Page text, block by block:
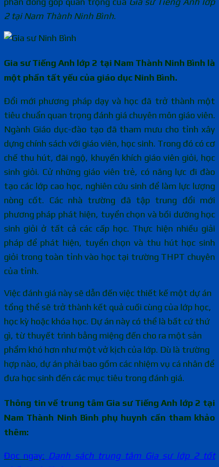
2 tại Nam Thành Ninh Bình.
Gia sư Tiếng Anh lớp 2 tại Nam Thành Ninh Bình là
một phần tất yếu của giáo dục Ninh Bình.
Đổi mới phương pháp dạy và học đã trở thành một
tiêu chuẩn quan trọng đánh giá chuyên môn giáo viên.
Ngành Giáo dục-đào tạo đã tham mưu cho tỉnh xây
dựng chính sách với giáo viên, học sinh. Trong đó có cơ
chế thu hút, đãi ngộ, khuyến khích giáo viên giỏi, học
sinh giỏi. Cử những giáo viên trẻ, có năng lực đi đào
tạo các lớp cao học, nghiên cứu sinh để làm lực lượng
nòng cốt. Các nhà trường đã tập trung đổi mới
phương pháp phát hiện, tuyển chọn và bồi dưỡng học
sinh giỏi ở tất cả các cấp học. Thực hiện nhiều giải
pháp để phát hiện, tuyển chọn và thu hút học sinh
giỏi trong toàn tỉnh vào học tại trường THPT chuyên
của tỉnh.
Việc đánh giá này sẽ dẫn đến việc thiết kế một dự án
tổng thể sẽ trở thành kết quả cuối cùng của lớp học,
học kỳ hoặc khóa học. Dự án này có thể là bất cứ thứ
gì, từ thuyết trình bằng miệng đến cho ra một sản
phẩm khó hơn như một vở kịch của lớp. Dù là trường
hợp nào, dự án phải bao gồm các nhiệm vụ cá nhân để
đưa học sinh đến các mục tiêu trong đánh giá.
Thông tin về trung tâm Gia sư Tiếng Anh lớp 2 tại
Nam Thành Ninh Bình phụ huynh cần tham khảo
thêm:
Đọc ngay: Danh sách trung tâm Gia sư lớp 2 tốt